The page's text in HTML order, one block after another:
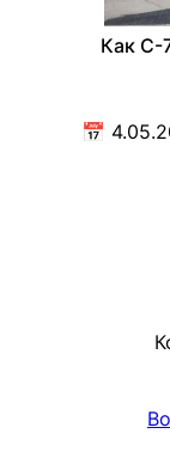
Как С-
📅